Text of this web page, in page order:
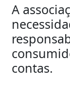
A
contas.